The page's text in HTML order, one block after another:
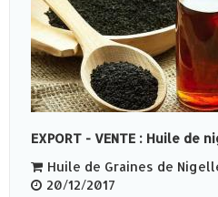
EXPORT - VENTE : Huile de
Huile de Graines de
20/12/2017